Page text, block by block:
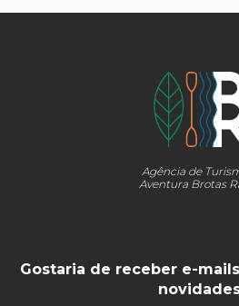
Agência de
Aventura Brotas
Gostaria de receber e-